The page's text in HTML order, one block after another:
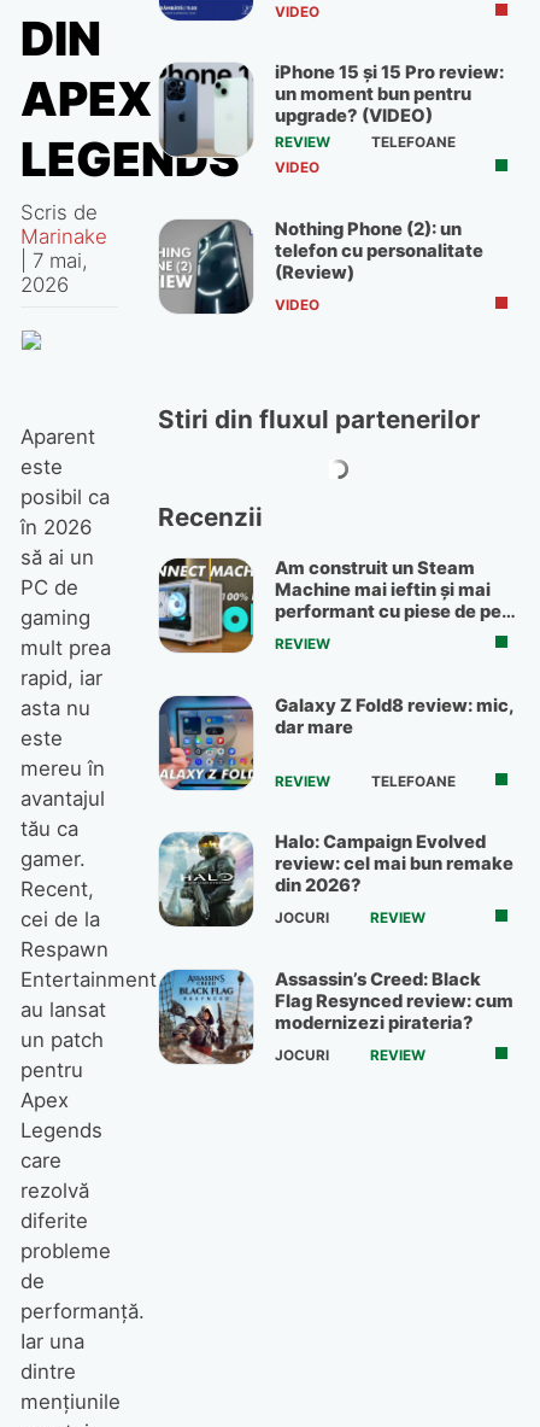
DIN
APEX
LEGENDS
Scris de
Marinake
7 mai,
2026
Aparent
este
posibil ca
în 2026
să ai un
PC de
gaming
mult prea
rapid, iar
asta nu
este
mereu în
avantajul
tău ca
gamer.
Recent,
cei de la
Respawn
Entertainment
au lansat
un patch
pentru
Apex
Legends
care
rezolvă
diferite
probleme
de
performanță.
Iar una
dintre
mențiunile
VIDEO
iPhone 15 și 15 Pro review:
un moment bun pentru
upgrade? (VIDEO)
REVIEW
TELEFOANE
VIDEO
Nothing Phone (2): un
telefon cu personalitate
(Review)
VIDEO
Stiri din fluxul partenerilor
Recenzii
Am construit un Steam
Machine mai ieftin și mai
performant cu piese de pe
OLX
REVIEW
Galaxy Z Fold8 review: mic,
dar mare
REVIEW TELEFOANE
Halo: Campaign Evolved
review: cel mai bun remake
din 2026?
JOCURI REVIEW
Assassin’s Creed: Black
Flag Resynced review: cum
modernizezi pirateria?
JOCURI REVIEW